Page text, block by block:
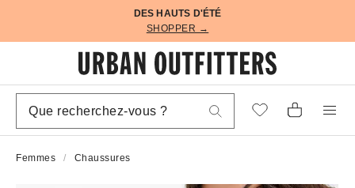
DES HAUTS D'ÉTÉ
SHOPPER →
Femmes Chaussures